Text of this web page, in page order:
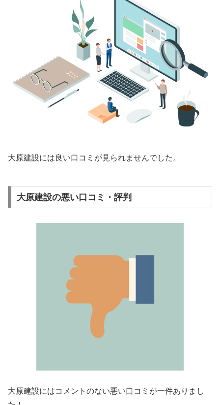
大原建設には良い口コミが見られませんでした。
大原建設の悪い口コミ・評判
大原建設にはコメントのない悪い口コミが一件ありまし